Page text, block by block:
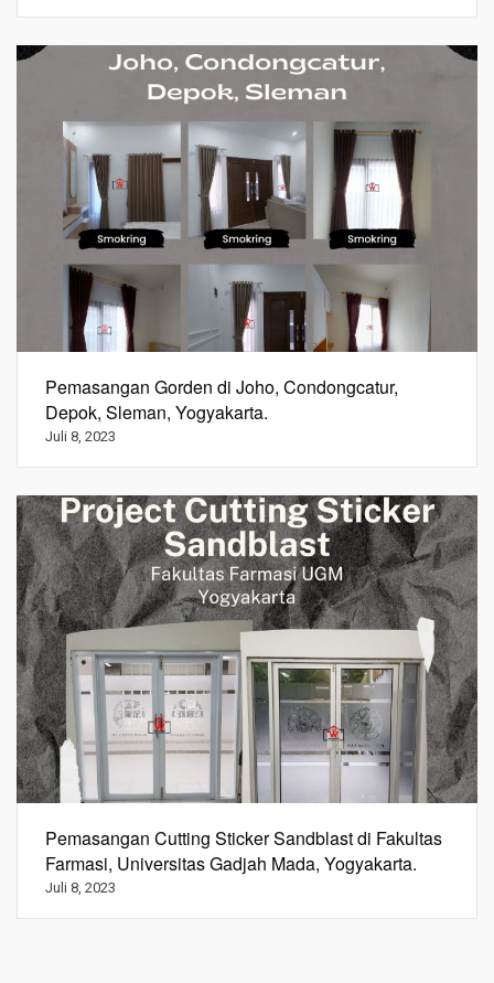
Pemasangan Gorden di Joho, Condongcatur,
Depok, Sleman, Yogyakarta.
Juli 8, 2023
Pemasangan Cutting Sticker Sandblast di Fakultas
Farmasi, Universitas Gadjah Mada, Yogyakarta.
Juli 8, 2023